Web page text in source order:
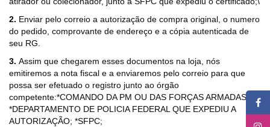
2. Enviar pelo correio a autorização de compra original, o numero
do pedido, comprovante de endereço e a cópia autenticada de
seu RG.
3. Assim que chegarem esses documentos na loja, nós
emitiremos a nota fiscal e a enviaremos pelo correio para que
possa ser efetuado o registro junto ao órgão
competente:*COMANDO DA PM OU DAS FORÇAS ARMADAS;
*DEPARTAMENTO DE POLICIA FEDERAL QUE EXPEDIU A
AUTORIZAÇÃO; *SFPC;